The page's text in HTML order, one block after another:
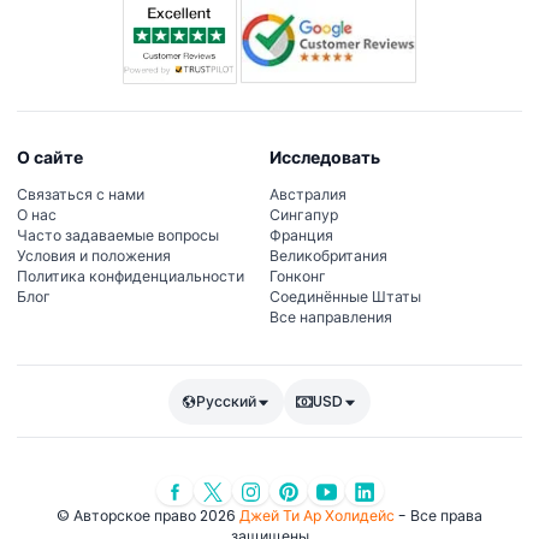
О сайте
Связаться с нами
О нас
Часто задаваемые вопросы
Условия и положения
Политика конфиденциальности
Блог
Исследовать
Австралия
Сингапур
Франция
Великобритания
Гонконг
Соединённые Штаты
Все направления
Русский USD
© Авторское право 2026 Джей Ти Ар Холидейс- Все права